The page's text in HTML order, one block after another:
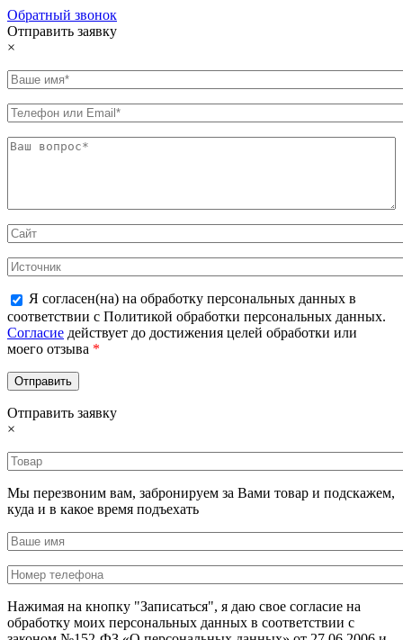
Обратный звонок
Отправить заявку
×
Я согласен(на) на обработку персональных данных в
соответствии с Политикой обработки персональных данных.
Согласие действует до достижения целей обработки или
моего отзыва *
Отправить заявку
×
Мы перезвоним вам, забронируем за Вами товар и подскажем,
куда и в какое время подъехать
Нажимая на кнопку "Записаться", я даю свое согласие на
обработку моих персональных данных в соответствии с